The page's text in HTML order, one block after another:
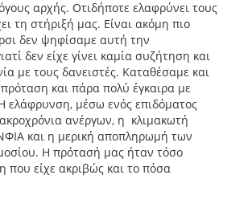
αρχής. Οτιδήποτε ελαφρύνει τους
τη στήριξή μας. Είναι ακόμη πιο
δεν ψηφίσαμε αυτή την
δεν είχε γίνει καμία συζήτηση και
με τους δανειστές. Καταθέσαμε και
και πάρα πολύ έγκαιρα με
ελάφρυνση, μέσω ενός επιδόματος
ανέργων, η κλιμακωτή
και η μερική αποπληρωμή των
Η πρότασή μας ήταν τόσο
που είχε ακριβώς και το πόσα